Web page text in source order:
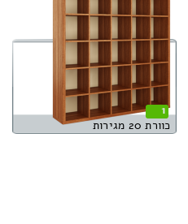
1
כוורת 20 מגירות